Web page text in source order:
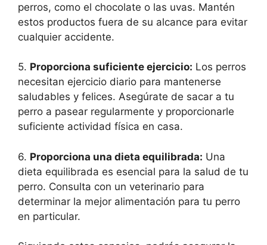
perros, como el chocolate o las uvas. Mantén
estos productos fuera de su alcance para evitar
cualquier accidente.
5. Proporciona suficiente ejercicio: Los perros
necesitan ejercicio diario para mantenerse
saludables y felices. Asegúrate de sacar a tu
perro a pasear regularmente y proporcionarle
suficiente actividad física en casa.
6. Proporciona una dieta equilibrada: Una
dieta equilibrada es esencial para la salud de tu
perro. Consulta con un veterinario para
determinar la mejor alimentación para tu perro
en particular.